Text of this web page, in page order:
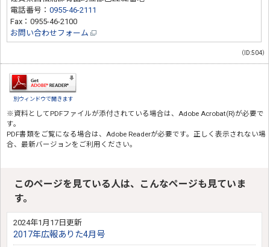
電話番号：0955-46-2111
Fax：0955-46-2100
お問い合わせフォーム
（ID:504）
別ウィンドウで開きます
※資料としてPDFファイルが添付されている場合は、 Adobe Acrobat(R)が必要で
す。
PDF書類をご覧になる場合は、 Adobe Readerが必要です。正しく表示されない場
合、最新バージョンをご利用ください。
このページを見ている人は、こんなページも見ていま
す。
2024年1月17日更新
2017年広報ありた4月号